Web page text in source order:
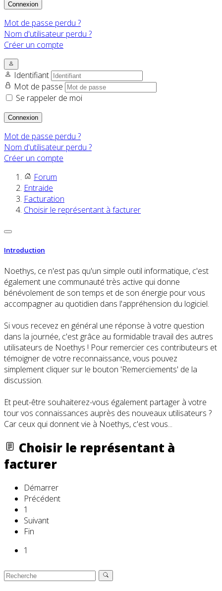
Connexion
Mot de passe perdu ?
Nom d'utilisateur perdu ?
Créer un compte
Identifiant
Mot de passe
Se rappeler de moi
Connexion
Mot de passe perdu ?
Nom d'utilisateur perdu ?
Créer un compte
Forum
Entraide
Facturation
Choisir le représentant à facturer
Introduction
Noethys, ce n'est pas qu'un simple outil informatique, c'est
également une communauté très active qui donne
bénévolement de son temps et de son énergie pour vous
accompagner au quotidien dans l'appréhension du logiciel.
Si vous recevez en général une réponse à votre question
dans la journée, c'est grâce au formidable travail des autres
utilisateurs de Noethys ! Pour remercier ces contributeurs et
témoigner de votre reconnaissance, vous pouvez
simplement cliquer sur le bouton 'Remerciements' de la
discussion.
Et peut-être souhaiterez-vous également partager à votre
tour vos connaissances auprès des nouveaux utilisateurs ?
Car ceux qui donnent vie à Noethys, c'est vous...
Choisir le représentant à
facturer
Démarrer
Précédent
1
Suivant
Fin
1